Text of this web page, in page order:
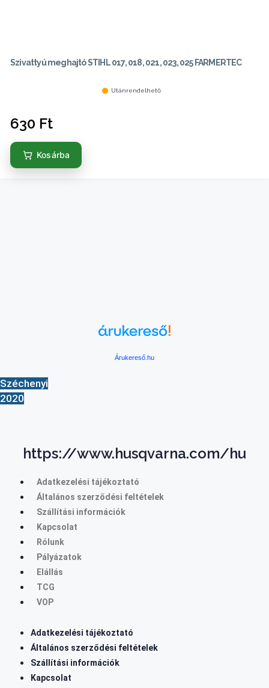
Szivattyú meghajtó STIHL 017, 018, 021, 023, 025 FARMERTEC
Utánrendelhető
630 Ft
Kosárba
Árukereső.hu
Széchenyi
2020
https://www.husqvarna.com/hu
Adatkezelési tájékoztató
Általános szerződési feltételek
Szállítási információk
Kapcsolat
Rólunk
Pályázatok
Elállás
TCG
VOP
Adatkezelési tájékoztató
Általános szerződési feltételek
Szállítási információk
Kapcsolat